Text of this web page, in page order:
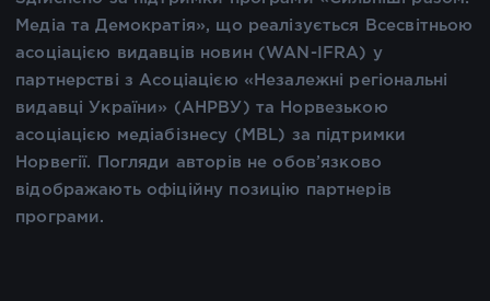
Медіа та Демократія», що реалізується Всесвітньою
асоціацією видавців новин (WAN-IFRA) у
партнерстві з Асоціацією «Незалежні регіональні
видавці України» (АНРВУ) та Норвезькою
асоціацією медіабізнесу (MBL) за підтримки
Норвегії. Погляди авторів не обов’язково
відображають офіційну позицію партнерів
програми.